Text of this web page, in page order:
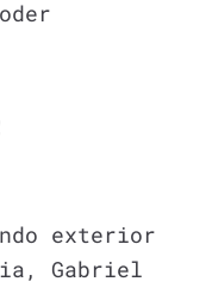
exterior
Gabriel